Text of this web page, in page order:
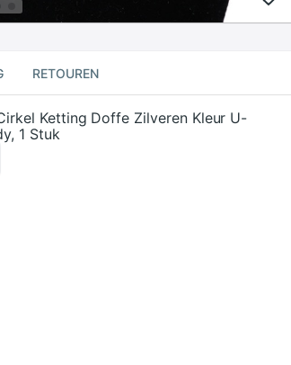
RETOUREN
Ketting Doffe Zilveren Kleur U-
1 Stuk